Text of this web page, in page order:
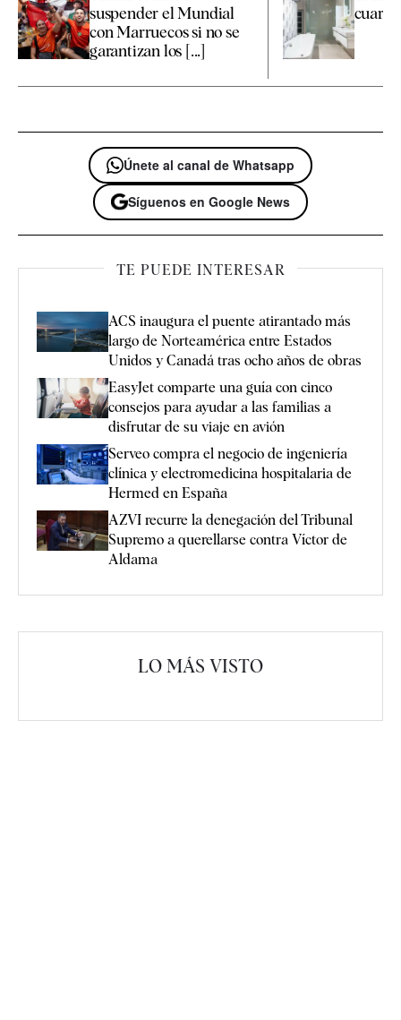
suspender el Mundial
con Marruecos si no se
garantizan los [...]
cuarto
Únete al canal de Whatsapp
Síguenos en Google News
TE PUEDE INTERESAR
ACS inaugura el puente atirantado más
largo de Norteamérica entre Estados
Unidos y Canadá tras ocho años de obras
EasyJet comparte una guía con cinco
consejos para ayudar a las familias a
disfrutar de su viaje en avión
Serveo compra el negocio de ingeniería
clínica y electromedicina hospitalaria de
Hermed en España
AZVI recurre la denegación del Tribunal
Supremo a querellarse contra Víctor de
Aldama
LO MÁS VISTO